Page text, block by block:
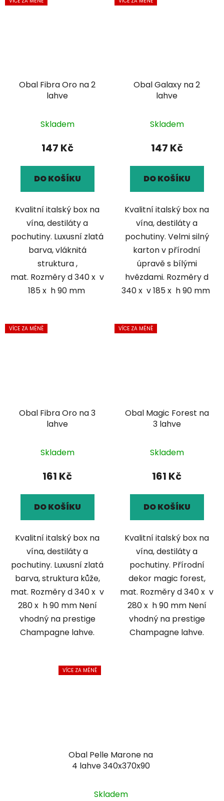
Obal Fibra Oro na 2
lahve
Skladem
147 Kč
DO KOŠÍKU
Kvalitní italský box na
vína, destiláty a
pochutiny. Luxusní zlatá
barva, vláknitá
struktura ,
mat. Rozměry d 340 x v
185 x h 90 mm
Obal Galaxy na 2
lahve
Skladem
147 Kč
DO KOŠÍKU
Kvalitní italský box na
vína, destiláty a
pochutiny. Velmi silný
karton v přírodní
úpravě s bílými
hvězdami. Rozměry d
340 x v 185 x h 90 mm
VÍCE ZA MÉNĚ
Obal Fibra Oro na 3
lahve
Skladem
161 Kč
DO KOŠÍKU
Kvalitní italský box na
vína, destiláty a
pochutiny. Luxusní zlatá
barva, struktura kůže,
mat. Rozměry d 340 x v
280 x h 90 mm Není
vhodný na prestige
Champagne lahve.
VÍCE ZA MÉNĚ
Obal Magic Forest na
3 lahve
Skladem
161 Kč
DO KOŠÍKU
Kvalitní italský box na
vína, destiláty a
pochutiny. Přírodní
dekor magic forest,
mat. Rozměry d 340 x v
280 x h 90 mm Není
vhodný na prestige
Champagne lahve.
VÍCE ZA MÉNĚ
Obal Pelle Marone na
4 lahve 340x370x90
Skladem